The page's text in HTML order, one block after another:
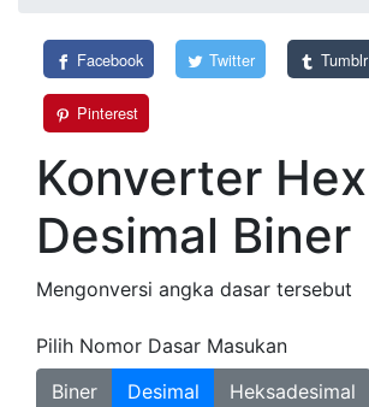
Facebook Twitter Tumblr
Pinterest
Konverter Hex
Desimal Biner
Mengonversi angka dasar tersebut
Pilih Nomor Dasar Masukan
Biner
Desimal Heksadesimal